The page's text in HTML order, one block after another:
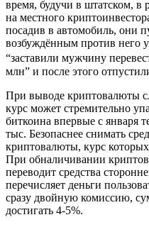
время, будучи в штатском,
на местного
посадив в автомобиль, они
возбуждённым против него
“заставили мужчину
млн” и после этого
При выводе криптовалюты
курс может стремительно
биткоина впервые с января
тыс. Безопаснее снимать
криптовалюты, курс
При обналичивании
переводит средства
перечисляет деньги
сразу двойную комиссию,
достигать 4-5%.